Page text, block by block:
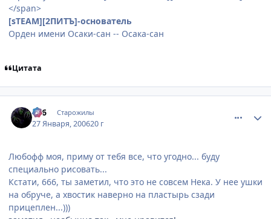
</span>
[sTEAM][2ПИТЪ]-основатель
Орден имени Осаки-сан -- Осака-сан
Цитата
666 Старожилы
27 Января, 200620 г
Любофф моя, приму от тебя все, что угодно... буду
специально рисовать...
Кстати, 666, ты заметил, что это не совсем Нека. У нее ушки
на обруче, а хвостик наверно на пластырь сзади
прицеплен...)))